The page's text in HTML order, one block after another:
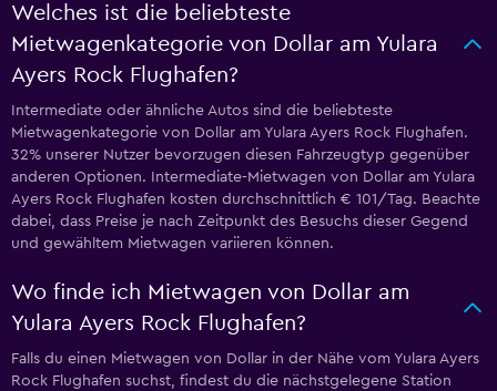
Welches ist die beliebteste
Mietwagenkategorie von Dollar am Yulara
Ayers Rock Flughafen?
Intermediate oder ähnliche Autos sind die beliebteste
Mietwagenkategorie von Dollar am Yulara Ayers Rock Flughafen.
32% unserer Nutzer bevorzugen diesen Fahrzeugtyp gegenüber
anderen Optionen. Intermediate-Mietwagen von Dollar am Yulara
Ayers Rock Flughafen kosten durchschnittlich € 101/Tag. Beachte
dabei, dass Preise je nach Zeitpunkt des Besuchs dieser Gegend
und gewähltem Mietwagen variieren können.
Wo finde ich Mietwagen von Dollar am
Yulara Ayers Rock Flughafen?
Falls du einen Mietwagen von Dollar in der Nähe vom Yulara Ayers
Rock Flughafen suchst, findest du die nächstgelegene Station